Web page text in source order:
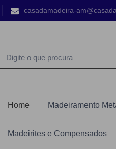
casadamadeira-
Home Madeiramento
Madeirites e Compensados